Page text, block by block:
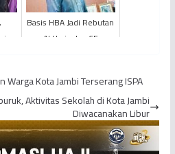
Basis HBA Jadi Rebutan
Al Haris dan CE
Warga Kota Jambi Terserang ISPA
Aktivitas Sekolah di Kota Jambi
Diwacanakan Libur